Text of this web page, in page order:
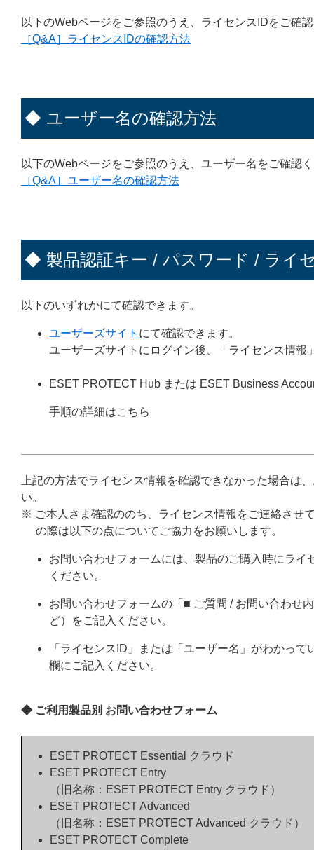
以下のWebページをご参照のうえ、ライセンスIDをご確
［Q&A］ライセンスIDの確認方法
◆ ユーザー名の確認方法
以下のWebページをご参照のうえ、ユーザー名をご確認
［Q&A］ユーザー名の確認方法
◆ 製品認証キー / パスワード / ライ
以下のいずれかにて確認できます。
ユーザーズサイト にて確認できます。
ユーザーズサイトにログイン後、「ライセンス情報
ESET PROTECT Hub または ESET Business
手順の詳細はこちら
上記の方法でライセンス情報を確認できなかった場合は
い。
※ ご本人さま確認ののち、ライセンス情報をご連絡させ
の際は以下の点についてご協力をお願いします。
お問い合わせフォームには、製品のご購入時にラ
ください。
お問い合わせフォームの「■ ご質問 / お問い合わせ
ど）をご記入ください。
「ライセンスID」または「ユーザー名」がわかっ
欄にご記入ください。
◆ ご利用製品別 お問い合わせフォーム
ESET PROTECT Essential クラウド
ESET PROTECT Entry
（旧名称：ESET PROTECT Entry クラウド）
ESET PROTECT Advanced
（旧名称：ESET PROTECT Advanced クラウド）
ESET PROTECT Complete